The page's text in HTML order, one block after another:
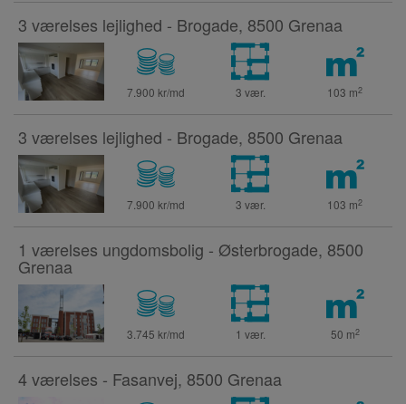
3 værelses lejlighed - Brogade, 8500 Grenaa
7.900 kr/md 3 vær. 103 m2
3 værelses lejlighed - Brogade, 8500 Grenaa
7.900 kr/md 3 vær. 103 m2
1 værelses ungdomsbolig - Østerbrogade, 8500
Grenaa
3.745 kr/md 1 vær. 50 m2
4 værelses - Fasanvej, 8500 Grenaa